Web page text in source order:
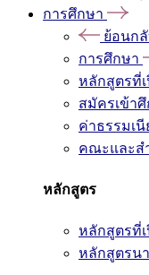
การศึกษา
ย้อนก
การศึกษา
หลักสูตรที่
สมัครเข้าศึ
ค่าธรรมเ
คณะและส
หลักสูตร
หลักสูตรที่
หลักสูตรน